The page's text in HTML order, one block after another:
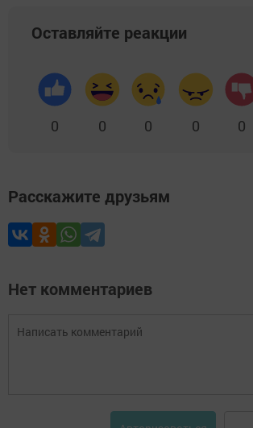
Оставляйте реакции
0 0 0 0 0
Расскажите друзьям
Нет комментариев